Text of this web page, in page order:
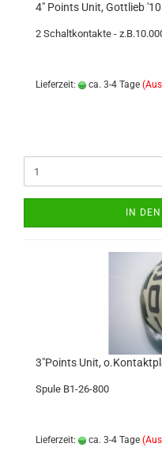
4" Points Unit, Gottlieb
2 Schaltkontakte -
Lieferzeit: ca. 3-4 Tage
IN
3"Points Unit,
Spule B1-26-800
Lieferzeit: ca. 3-4 Tage